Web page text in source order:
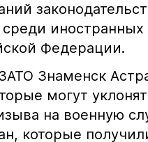
Федерации.
Знаменск
могут
на военную
которые